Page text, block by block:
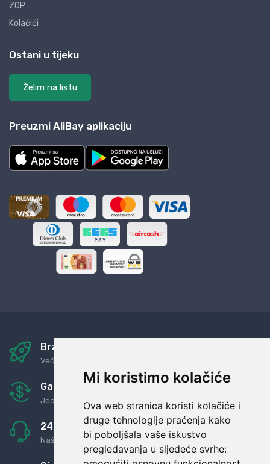
Mi koristimo kolačiće
Ova web stranica koristi kolačiće i
druge tehnologije praćenja kako
bi poboljšala vaše iskustvo
pregledavanja u sljedeće svrhe:
ZOP
Kolačići
Ostani u tijeku
Želim na listu
Preuzmi AliBay aplikaciju
Brza i sigurna dostava
Već za nekoliko dana kod vas
Garancija u povrat novaca
Jednostavno pravilo: Roba za novac
24/7 odlična podrška
Naši agenti uvijek na raspolaganju